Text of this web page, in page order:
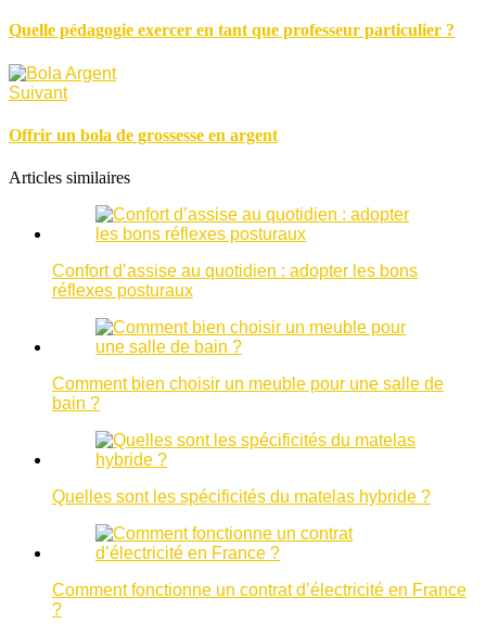
Quelle pédagogie exercer en tant que professeur particulier ?
Suivant
Offrir un bola de grossesse en argent
Articles similaires
Confort d’assise au quotidien : adopter les bons
réflexes posturaux
Comment bien choisir un meuble pour une salle de
bain ?
Quelles sont les spécificités du matelas hybride ?
Comment fonctionne un contrat d’électricité en France
?